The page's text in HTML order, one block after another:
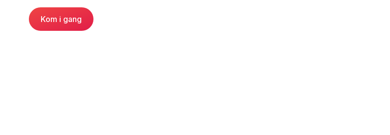
Kom i gang